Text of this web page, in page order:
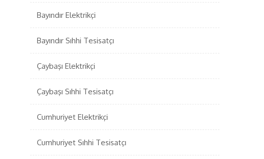
Bayındır Elektrikçi
Bayındır Sıhhi Tesisatçı
Çaybaşı Elektrikçi
Çaybaşı Sıhhi Tesisatçı
Cumhuriyet Elektrikçi
Cumhuriyet Sıhhi Tesisatçı